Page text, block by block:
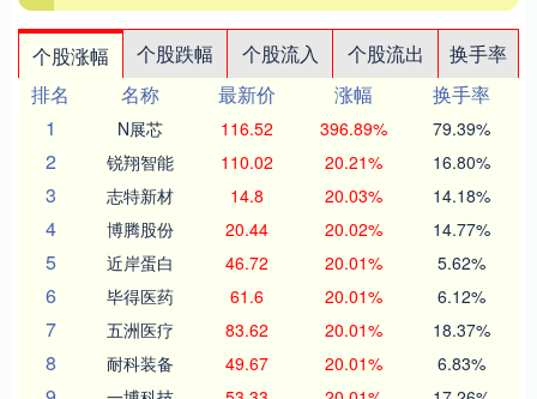
个股涨幅 个股跌幅 个股流入 个股流出
换手率
排名
名称 最新价 涨幅
换手率
1
N展芯 116.52 396.89% 79.39%
2 锐翔智能 110.02 20.21% 16.80%
3 志特新材 14.8 20.03% 14.18%
4 博腾股份 20.44 20.02% 14.77%
5 近岸蛋白 46.72 20.01% 5.62%
6 毕得医药 61.6 20.01% 6.12%
7 五洲医疗 83.62 20.01% 18.37%
8 耐科装备 49.67 20.01% 6.83%